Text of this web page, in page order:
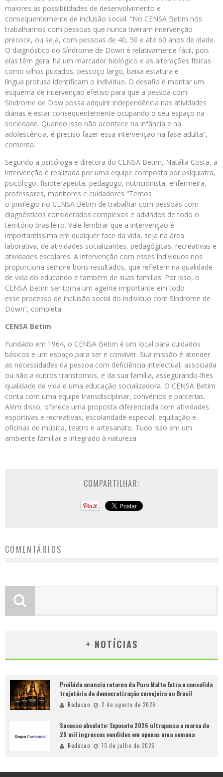
maiores as possibilidades de desenvolvimento e
consequentemente de inclusão social. “No CENSA Betim nós
trabalhamos com pessoas que nunca tiveram intervenção
precoce, ou seja, com pessoas de 40, 50 e até 60 anos de idade.
O diagnóstico do Síndrome de Down é relativamente fácil, pois
elas têm geral há um marcador biológico e as alterações físicas
como olhos puxados, pescoço largo, baixa estatura e
língua protusa identificam o indivíduo. O desafio é montar um
esquema de intervenção efetivo para que a pessoa com
Síndrome de Dow possa adquirir independência nas atividades
diárias e estar consequentemente ocupando o seu espaço na
sociedade. Quando isso não acontece na infância e na
adolescência, é preciso fazer essa intervenção na fase adulta”,
comenta.
Segundo a psicóloga e diretora do CENSA Betim, Natália Costa, a
intervenção é realizada por uma equipe composta por psiquiatra,
psicólogo, fisioterapeuta, pedagogo, nutricionista, enfermeira,
professores, monitores e cuidadores “Temos
o privilégio no CENSA Betim de trabalhar com pessoas com
diagnósticos considerados complexos e advindos de todo o
território brasileiro. Vale lembrar que a intervenção é
importantíssima em qualquer fase da vida, seja na área
laborativa, de atividades socializantes, pedagógicas, recreativas e
atividades escolares. A intervenção com esses indivíduos nos
proporciona sempre bons resultados, que refletem na qualidade
de vida do educando e também de suas famílias. Por isso, o
CENSA Betim ser torna um agente importante em todo
esse processo de inclusão social do indivíduo com Síndrome de
Down”, completa.
CENSA Betim
Fundado em 1964, o CENSA Betim é um local para cuidados
básicos e um espaço para ser e conviver. Sua missão é atender
as necessidades da pessoa com deficiência intelectual, associada
ou não a outros transtornos, e da sua família, assegurando-lhes
qualidade de vida e uma educação socializadora. O CENSA Betim
conta com uma equipe transdisciplinar, convênios e parcerias.
Além disso, oferece uma proposta diferenciada com atividades
esportivas e recreativas, escolaridade especial, equitação e
oficinas de música, teatro e artesanato. Tudo isso em um
ambiente familiar e integrado à natureza.
COMPARTILHAR:
COMENTÁRIOS
+ NOTÍCIAS
Proibida anuncia retorno da Puro Malte Extra e consolida
trajetória de democratização cervejeira no Brasil
Redacao 2 de agosto de 2026
Sucesso absoluto: Exposete 2026 ultrapassa a marca de
25 mil ingressos vendidos em apenas uma semana
Redacao 13 de julho de 2026